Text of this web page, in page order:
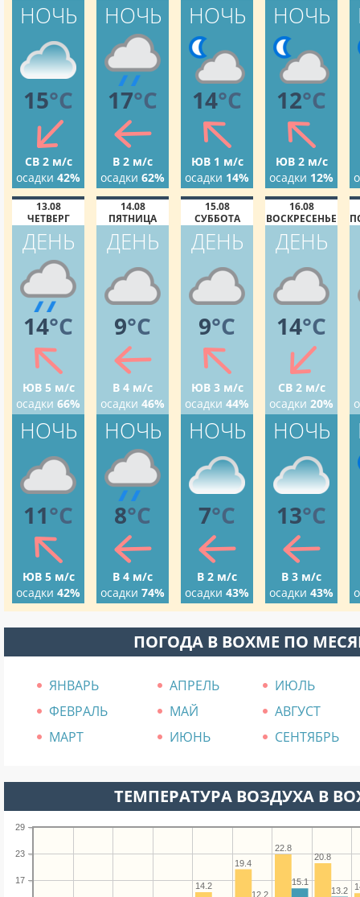
НОЧЬ
15°C
СВ 2 м/с
осадки 42%
НОЧЬ
17°C
В 2 м/с
осадки 62%
НОЧЬ
14°C
ЮВ 1 м/с
осадки 14%
НОЧЬ
12°C
ЮВ 2 м/с
осадки 12%
13.08
ЧЕТВЕРГ
ДЕНЬ
14°C
ЮВ 5 м/с
осадки 66%
НОЧЬ
11°C
ЮВ 5 м/с
осадки 42%
14.08
ПЯТНИЦА
ДЕНЬ
9°C
В 4 м/с
осадки 46%
НОЧЬ
8°C
В 4 м/с
осадки 74%
15.08
СУББОТА
ДЕНЬ
9°C
ЮВ 3 м/с
осадки 44%
НОЧЬ
7°C
В 2 м/с
осадки 43%
16.08
ВОСКРЕСЕНЬЕ
ДЕНЬ
14°C
СВ 2 м/с
осадки 20%
НОЧЬ
13°C
В 3 м/с
осадки 43%
ПОГОДА В ВОХМЕ ПО
ЯНВАРЬ АПРЕЛЬ
ИЮЛЬ
ФЕВРАЛЬ
МАЙ
АВГУСТ
МАРТ
ИЮНЬ СЕНТЯБРЬ
ТЕМПЕРАТУРА ВОЗДУХА В
17
23
29
20.8
22.8
19.4
14.2 13.2
15.1
12.2